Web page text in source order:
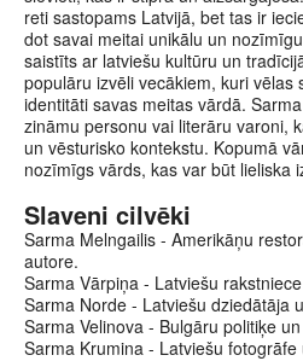
reti sastopams Latvijā, bet tas ir
dot savai meitai unikālu un
saistīts ar latviešu kultūru un
populāru izvēli vecākiem, kuri vēlas
identitāti savas meitas vārdā.
zināmu personu vai literāru varoni,
un vēsturisko kontekstu. Kopumā
nozīmīgs vārds, kas var būt lieliska
Slaveni cilvēki
Sarma Melngailis - Amerikāņu
autore.
Sarma Vārpiņa - Latviešu
Sarma Norde - Latviešu dziedātāja
Sarma Velinova - Bulgāru politiķe
Sarma Krumina - Latviešu fotogrāfe